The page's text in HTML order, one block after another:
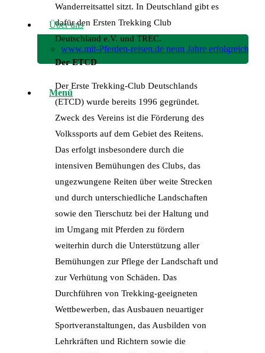
Über uns
www.mit-Pferden-reisen.de neun Jahre erfolgreich!
Menü
Wanderreitsattel sitzt. In Deutschland gibt es
dafür den Ersten Trekking Club
Deutschland e.V. und TREC.
Der ETCD
Der Erste Trekking-Club Deutschlands
(ETCD) wurde bereits 1996 gegründet.
Zweck des Vereins ist die Förderung des
Volkssports auf dem Gebiet des Reitens.
Das erfolgt insbesondere durch die
intensiven Bemühungen des Clubs, das
ungezwungene Reiten über weite Strecken
und durch unterschiedliche Landschaften
sowie den Tierschutz bei der Haltung und
im Umgang mit Pferden zu fördern
weiterhin durch die Unterstützung aller
Bemühungen zur Pflege der Landschaft und
zur Verhütung von Schäden. Das
Durchführen von Trekking-geeigneten
Wettbewerben, das Ausbauen neuartiger
Sportveranstaltungen, das Ausbilden von
Lehrkräften und Richtern sowie die